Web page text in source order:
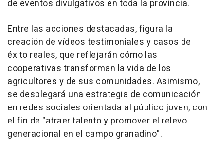
de eventos divulgativos en toda la provincia.
Entre las acciones destacadas, figura la
creación de vídeos testimoniales y casos de
éxito reales, que reflejarán cómo las
cooperativas transforman la vida de los
agricultores y de sus comunidades. Asimismo,
se desplegará una estrategia de comunicación
en redes sociales orientada al público joven, con
el fin de "atraer talento y promover el relevo
generacional en el campo granadino".